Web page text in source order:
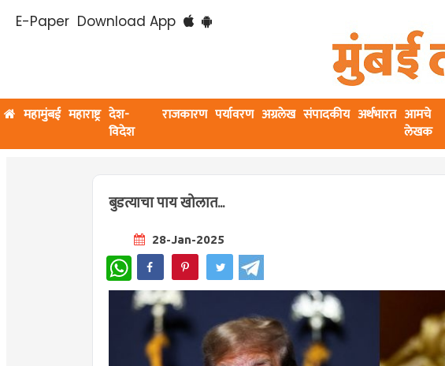
E-Paper Download App
महामुंबई महाराष्ट्र देश-
विदेश
राजकारण पर्यावरण अग्रलेख संपादकीय अर्थभारत आमचे
लेखक
बुडत्याचा पाय खोलात...
28-Jan-2025
WhatsApp